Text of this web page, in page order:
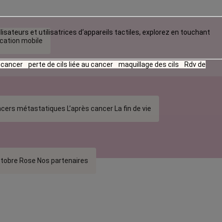
mobile
métastatiques L’après cancer La fin de vie
Rose Nos partenaires
et utilisatrices d‘appareils tactiles, explorez en touchant
perte de cils liée au cancer maquillage des cils Rdv de